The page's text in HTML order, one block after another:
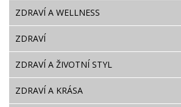
ZDRAVÍ A WELLNESS
ZDRAVÍ
ZDRAVÍ A ŽIVOTNÍ STYL
ZDRAVÍ A KRÁSA